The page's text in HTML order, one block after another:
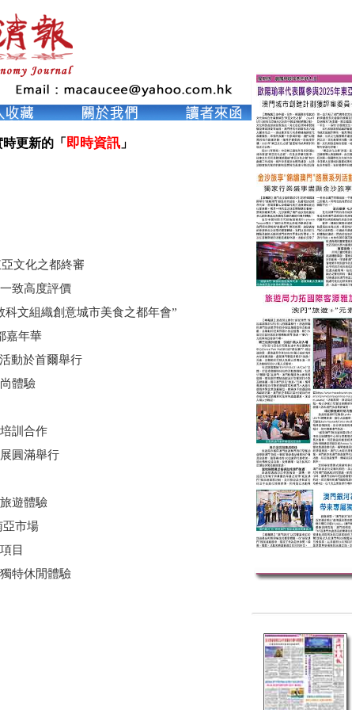
更新的「 即時資訊」
文化之都終審
致高度評價
文組織創意城市美食之都年會”
嘉年華
動於首爾舉行
體驗
訓合作
圓滿舉行
遊體驗
亞市場
目
特休閒體驗